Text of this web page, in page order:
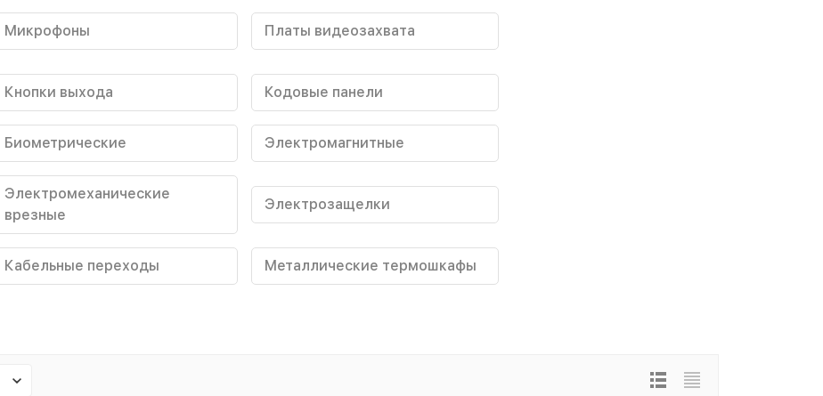
Микрофоны Платы видеозахвата
Кнопки выхода Кодовые панели
Биометрические Электромагнитные
Электромеханические
врезные
Электрозащелки
Кабельные переходы Металлические термошкафы